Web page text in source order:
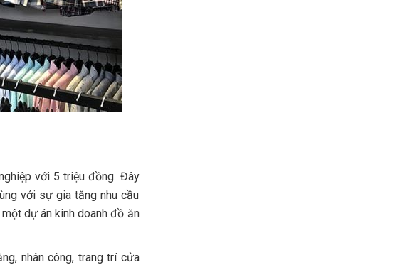
với 5 triệu đồng. Đây
với sự gia tăng nhu cầu
dự án kinh doanh đồ ăn
nhân công, trang trí cửa